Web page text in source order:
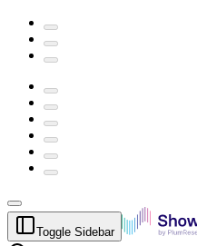
Toggle Sidebar